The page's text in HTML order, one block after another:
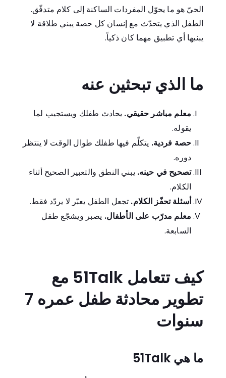
الحيّ هو ما يحوّل المفردات الساكنة إلى كلام متدفّق.
الطفل الذي يتحدّث مع إنسان كل حصة يبني طلاقة لا
يبنيها أي تطبيق مهما كان ذكياً.
ما الذي تبحثين عنه
معلم مباشر حقيقي. يحادث طفلك ويستجيب لما
يقوله.
حصة فردية. يتكلّم فيها طفلك طوال الوقت لا ينتظر
دوره.
تصحيح في حينه. يبني النطق والتعبير الصحيح أثناء
الكلام.
أسئلة تحفّز الكلام. تجعل الطفل يعبّر لا يردّد فقط.
معلم مدرّب على الأطفال. يصبر ويشجّع طفل
السابعة.
كيف تتعامل 51Talk مع
تطوير محادثة طفل عمره 7
سنوات
ما هي 51Talk